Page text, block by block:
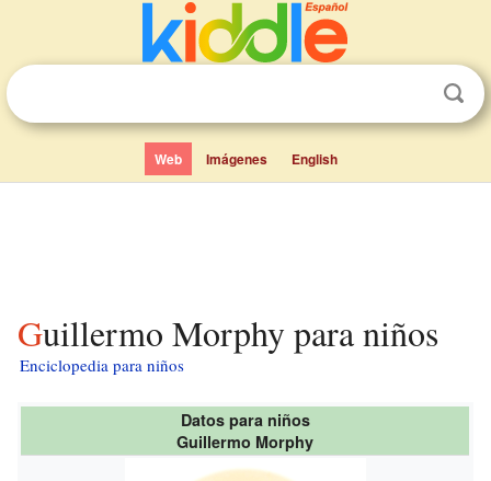
Web Imágenes English
Guillermo Morphy para niños
Enciclopedia para niños
Datos para niños
Guillermo Morphy